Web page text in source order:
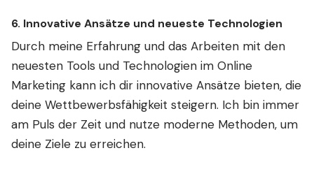
6. Innovative Ansätze und neueste Technologien
Durch meine Erfahrung und das Arbeiten mit den
neuesten Tools und Technologien im Online
Marketing kann ich dir innovative Ansätze bieten, die
deine Wettbewerbsfähigkeit steigern. Ich bin immer
am Puls der Zeit und nutze moderne Methoden, um
deine Ziele zu erreichen.